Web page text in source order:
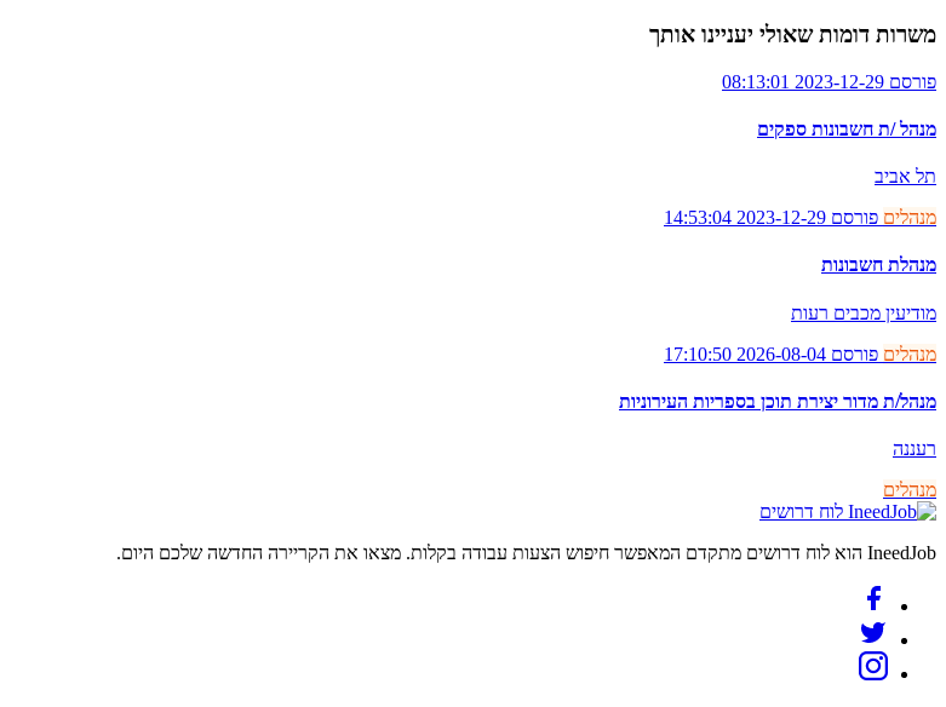
משרות דומות שאולי יעניינו אותך
פורסם 2023-12-29 08:13:01
מנהל /ת חשבונות ספקים
תל אביב
מנהלים פורסם 2023-12-29 14:53:04
מנהלת חשבונות
מודיעין מכבים רעות
מנהלים פורסם 2026-08-04 17:10:50
מנהל/ת מדור יצירת תוכן בספריות העירוניות
רעננה
מנהלים
לוח דרושים
IneedJob הוא לוח דרושים מתקדם המאפשר חיפוש הצעות עבודה בקלות. מצאו את הקריירה החדשה שלכם היום.